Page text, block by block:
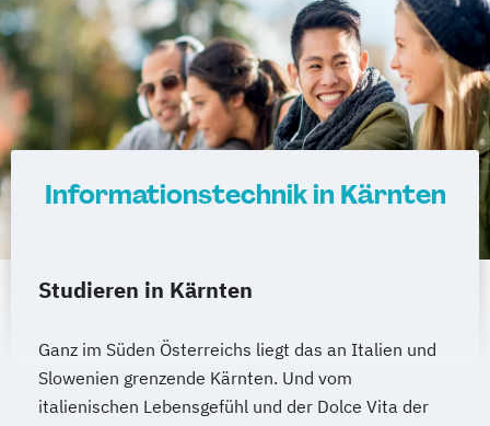
Informationstechnik in Kärnten
Studieren in Kärnten
Ganz im Süden Österreichs liegt das an Italien und
Slowenien grenzende Kärnten. Und vom
italienischen Lebensgefühl und der Dolce Vita der